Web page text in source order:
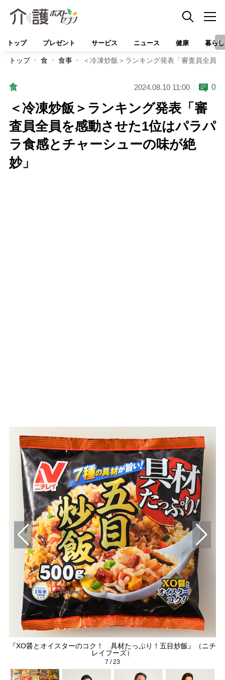
トップ プレゼント サービス ニュース 健康 暮らし
トップ 食 食事 ＜冷凍炒飯＞ランキング発表「審査員全員
食 2024.08.10 11:00 0
＜冷凍炒飯＞ランキング発表「審
査員全員を感動させた1位はパラパ
ラ食感とチャーシューの味が絶
妙」
『XO醤とオイスターのコク！ 具材たっぷり！五目炒飯』（ニチ
レイフーズ）
7 /23